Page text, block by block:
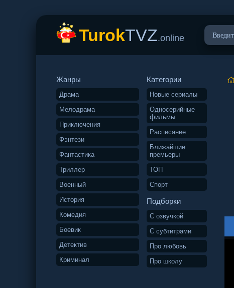
TurokTVZ.online
Жанры
Драма
Мелодрама
Приключения
Фэнтези
Фантастика
Триллер
Военный
История
Комедия
Боевик
Детектив
Криминал
Категории
Новые сериалы
Односерийные
фильмы
Расписание
Ближайшие
премьеры
ТОП
Спорт
Подборки
С озвучкой
С субтитрами
Про любовь
Про школу